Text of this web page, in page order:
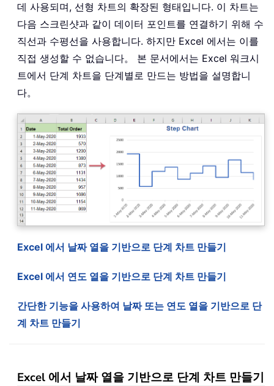
데 사용되며, 선형 차트의 확장된 형태입니다. 이 차트는
다음 스크린샷과 같이 데이터 포인트를 연결하기 위해 수
직선과 수평선을 사용합니다. 하지만 Excel 에서는 이를
직접 생성할 수 없습니다。 본 문서에서는 Excel 워크시
트에서 단계 차트을 단계별로 만드는 방법을 설명합니
다。
Excel 에서 날짜 열을 기반으로 단계 차트 만들기
Excel 에서 연도 열을 기반으로 단계 차트 만들기
간단한 기능을 사용하여 날짜 또는 연도 열을 기반으로 단
계 차트 만들기
Excel 에서 날짜 열을 기반으로 단계 차트 만들기